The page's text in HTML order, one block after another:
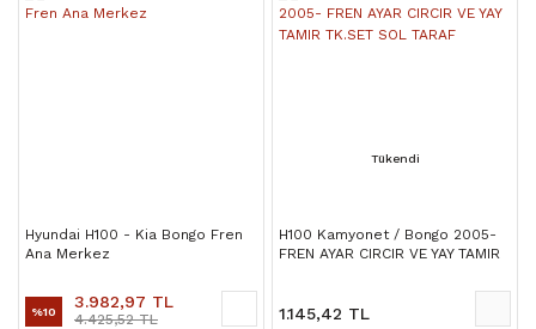
Hyundai H100 - Kia Bongo Fren
Ana Merkez
%10 3.982,97 TL
4.425,52 TL
Tükendi
H100 Kamyonet / Bongo 2005-
FREN AYAR CIRCIR VE YAY TAMIR
1.145,42 TL